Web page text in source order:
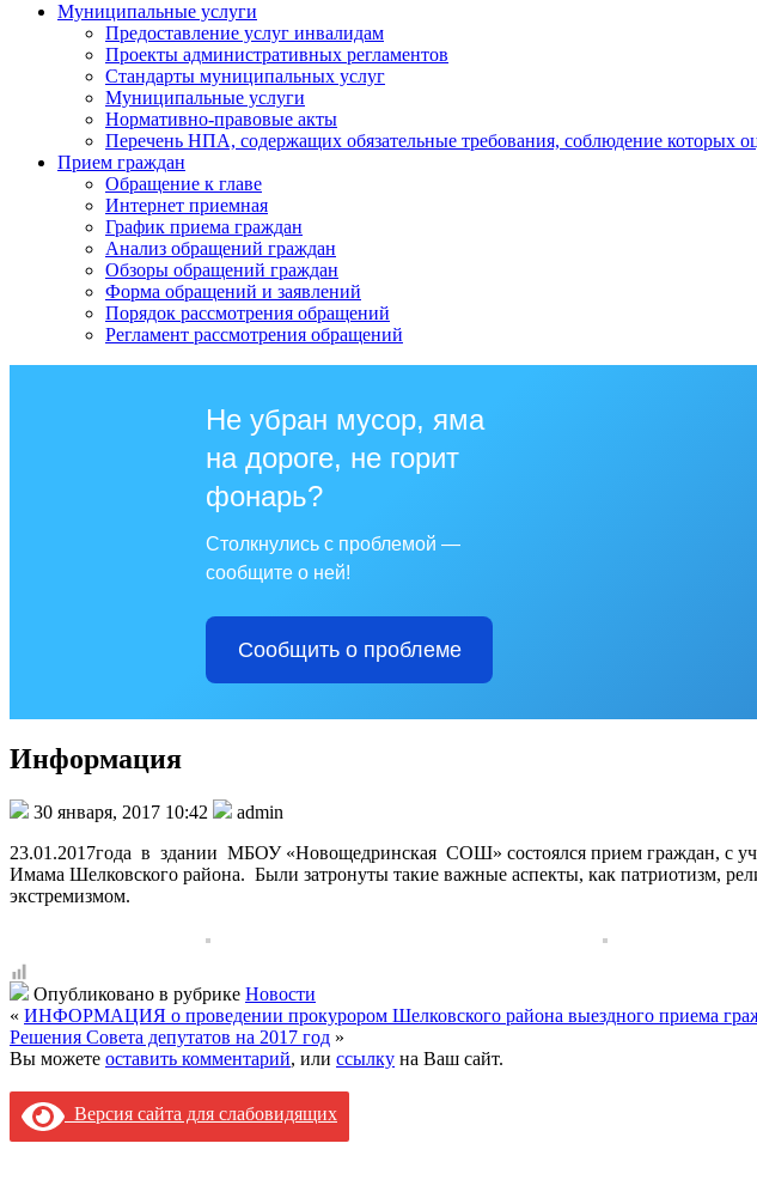
Муниципальные услуги
Предоставление услуг инвалидам
Проекты административных регламентов
Стандарты муниципальных услуг
Муниципальные услуги
Нормативно-правовые акты
Перечень НПА, содержащих обязательные требования, соблюдение которых
Прием граждан
Обращение к главе
Интернет приемная
График приема граждан
Анализ обращений граждан
Обзоры обращений граждан
Форма обращений и заявлений
Порядок рассмотрения обращений
Регламент рассмотрения обращений
Не убран мусор, яма
на дороге, не горит
фонарь?
Столкнулись с проблемой —
сообщите о ней!
Сообщить о проблеме
Информация
30 января, 2017 10:42
admin
23.01.2017года в здании МБОУ «Новощедринская СОШ» состоялся прием граждан, с
Имама Шелковского района. Были затронуты такие важные аспекты, как патриотизм,
экстремизмом.
Опубликовано в рубрике Новости
« ИНФОРМАЦИЯ о проведении прокурором Шелковского района выездного приема
Решения Совета депутатов на 2017 год »
Вы можете оставить комментарий, или ссылку на Ваш сайт.
Версия сайта для слабовидящих